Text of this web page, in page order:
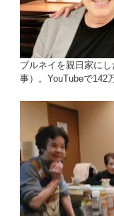
ブルネイを親日家に
事）。YouTubeで142